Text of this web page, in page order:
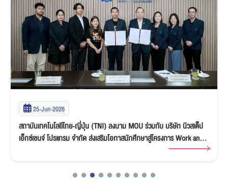
25-Jun-2026
สถาบันเทคโนโลยีไทย-ญี่ปุ่น (TNI) ลงนาม MOU ร่วมกับ บริษัท นิวสเต็ป
เอ็กซ์เชนจ์ โปรแกรม จำกัด ส่งเสริมโอกาสนักศึกษาสู่โครงการ Work and